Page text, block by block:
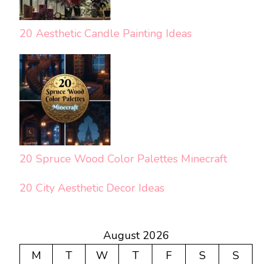
20 Aesthetic Candle Painting Ideas
20 Spruce Wood Color Palettes Minecraft
20 City Aesthetic Decor Ideas
August 2026
M
T W T F S
S